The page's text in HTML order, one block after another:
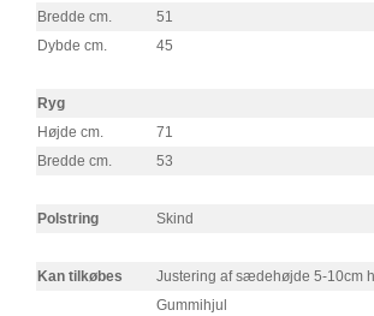
Bredde cm.
51
Dybde cm.
45
Ryg
Højde cm.
71
Bredde cm.
53
Polstring Skind
Kan tilkøbes
Justering af sædehøjde 5-10cm
Gummihjul